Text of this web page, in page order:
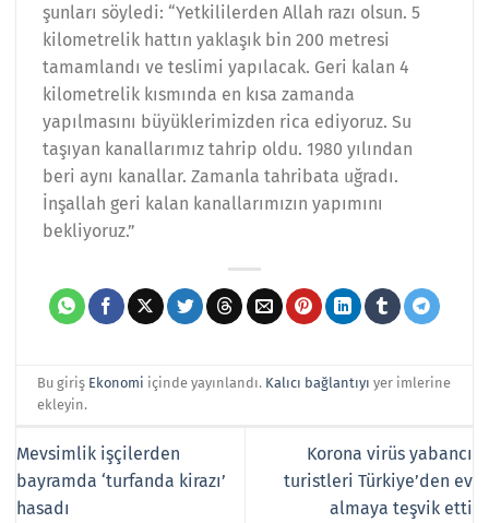
şunları söyledi: “Yetkililerden Allah razı olsun. 5
kilometrelik hattın yaklaşık bin 200 metresi
tamamlandı ve teslimi yapılacak. Geri kalan 4
kilometrelik kısmında en kısa zamanda
yapılmasını büyüklerimizden rica ediyoruz. Su
taşıyan kanallarımız tahrip oldu. 1980 yılından
beri aynı kanallar. Zamanla tahribata uğradı.
İnşallah geri kalan kanallarımızın yapımını
bekliyoruz.”
Bu giriş Ekonomi içinde yayınlandı. Kalıcı bağlantıyı yer imlerine
ekleyin.
Mevsimlik işçilerden
bayramda ‘turfanda kirazı’
hasadı
Korona virüs yabancı
turistleri Türkiye’den ev
almaya teşvik etti